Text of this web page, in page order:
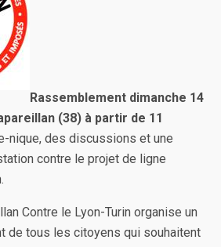
Rassemblement dimanche 14
(38) à partir de 11
nique, des discussions et une
contre le projet de ligne
Contre le Lyon-Turin organise un
de tous les citoyens qui souhaitent